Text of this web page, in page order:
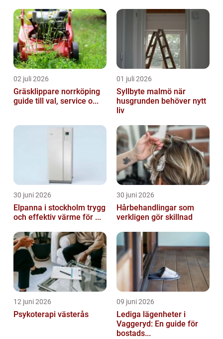
02 juli 2026
Gräsklippare norrköping
guide till val, service o...
01 juli 2026
Syllbyte malmö när
husgrunden behöver nytt
liv
30 juni 2026
Elpanna i stockholm trygg
och effektiv värme för ...
30 juni 2026
Hårbehandlingar som
verkligen gör skillnad
12 juni 2026
Psykoterapi västerås
09 juni 2026
Lediga lägenheter i
Vaggeryd: En guide för
bostads...